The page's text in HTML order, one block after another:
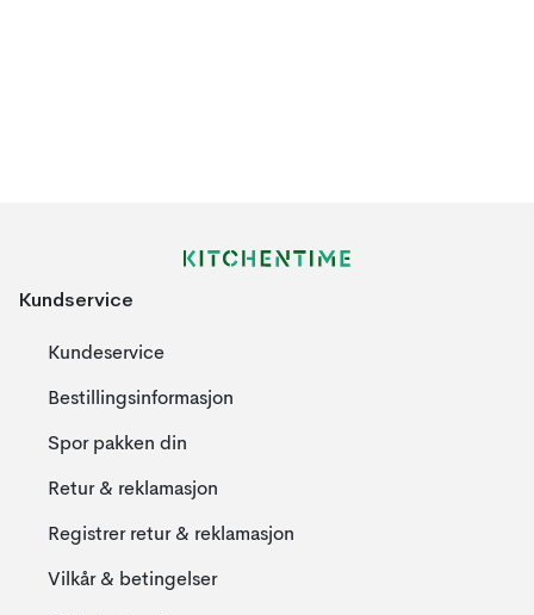
Kundservice
Kundeservice
Bestillingsinformasjon
Spor pakken din
Retur & reklamasjon
Registrer retur & reklamasjon
Vilkår & betingelser